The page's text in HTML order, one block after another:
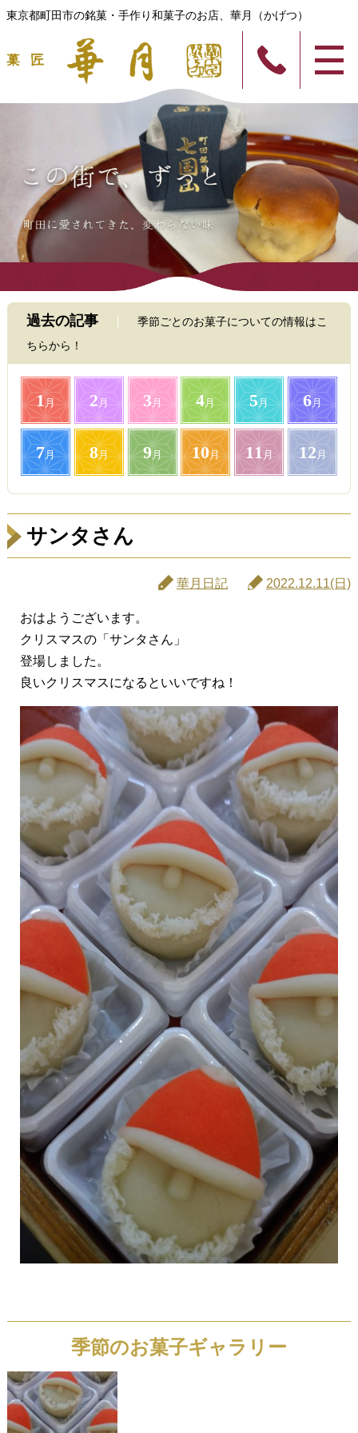
東京都町田市の銘菓・手作り和菓子のお店、華月（かげつ）
過去の記事
季節ごとのお菓子についての情報はこ
ちらから！
1月 2 月 3 月 4月 5月 6月
7月 8月 9月 10月 11 月 12 月
サンタさん
華月日記 2022.12.11(日)
おはようございます。
クリスマスの「サンタさん」
登場しました。
良いクリスマスになるといいですね！
季節のお菓子ギャラリー